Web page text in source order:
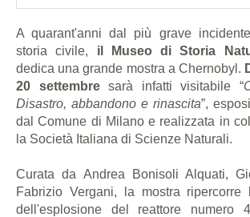
A quarant'anni dal più grave
storia civile, il Museo di Storia
dedica una grande mostra a Chernobyl.
20 settembresarà infatti visitabile “
Disastro, abbandono e rinascita”,
dal Comune di Milano e realizzata in
la Società Italiana di Scienze Naturali.
Curata da Andrea Bonisoli Alquati,
Fabrizio Vergani, la mostra ripercorre
dell'esplosione del reattore numero